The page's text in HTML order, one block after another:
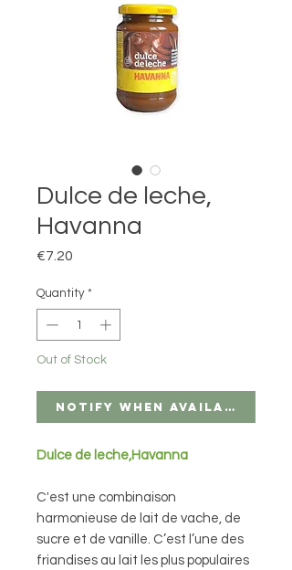
Dulce de leche,
Havanna
€7.20
Quantity *
Out of Stock
Notify When Available
Dulce de leche,Havanna
C'est une combinaison
harmonieuse de lait de vache, de
sucre et de vanille. C’est l’une des
friandises au lait les plus populaires